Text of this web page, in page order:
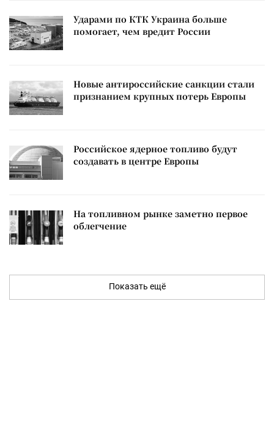
Ударами по КТК Украина больше
помогает, чем вредит России
Новые антироссийские санкции стали
признанием крупных потерь Европы
Российское ядерное топливо будут
создавать в центре Европы
На топливном рынке заметно первое
облегчение
Показать ещё